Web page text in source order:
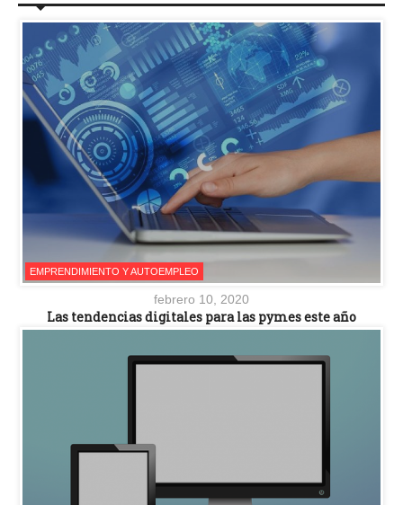
EMPRENDIMIENTO Y AUTOEMPLEO
febrero 10, 2020
Las tendencias digitales para las pymes este año